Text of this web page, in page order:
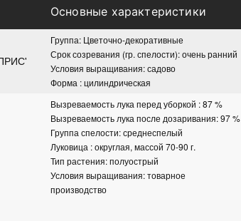
Основные характеристики
Группа: Цветочно-декоративные
Срок созревания (гр. спелости): очень ранний
Условия выращивания: садово
Форма : цилиндрическая
Вызреваемость лука перед уборкой : 87 %
Вызреваемость лука после дозаривания: 97 %
Группа спелости: среднеспелый
Луковица : округлая, массой 70-90 г.
Тип растения: полуострый
Условия выращивания: товарное
производство